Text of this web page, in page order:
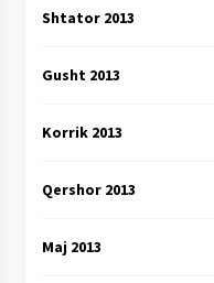
Shtator 2013
Gusht 2013
Korrik 2013
Qershor 2013
Maj 2013